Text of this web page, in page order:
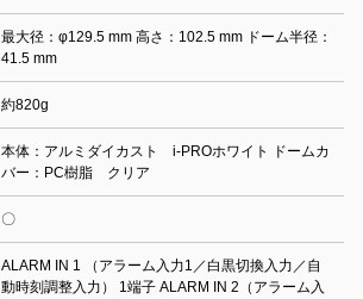
最大径：φ129.5 mm 高さ：102.5 mm ドーム半径：
41.5 mm
約820g
本体：アルミダイカスト i-PROホワイト ドームカ
バー：PC樹脂 クリア
〇
ALARM IN 1 （アラーム入力1／白黒切換入力／自
動時刻調整入力） 1端子 ALARM IN 2（アラーム入